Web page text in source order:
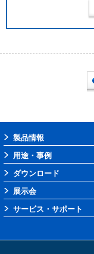
製品情報
用途・事例
ダウンロード
展示会
サービス・サポート